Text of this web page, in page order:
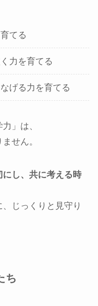
てる
力を育てる
げる力を育てる
」は、
せん。
にし、共に考える時
じっくりと見守り
ち